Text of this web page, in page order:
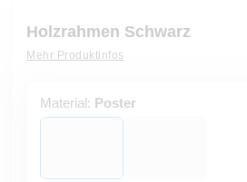
Holzrahmen Schwarz
Mehr Produktinfos
Material: Poster